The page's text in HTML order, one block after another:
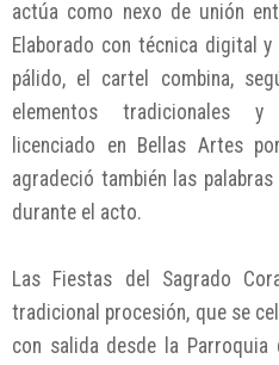
actúa como nexo de unión
Elaborado con técnica digital
pálido, el cartel combina,
elementos tradicionales y
licenciado en Bellas Artes
agradeció también las
durante el acto.
Las Fiestas del Sagrado
tradicional procesión, que se
con salida desde la Parroquia